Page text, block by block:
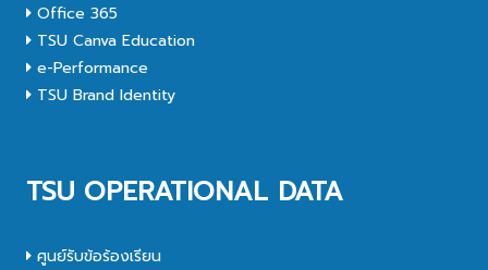
Office 365
TSU Canva Education
e-Performance
TSU Brand Identity
TSU OPERATIONAL DATA
ศูนย์รับข้อร้องเรียน